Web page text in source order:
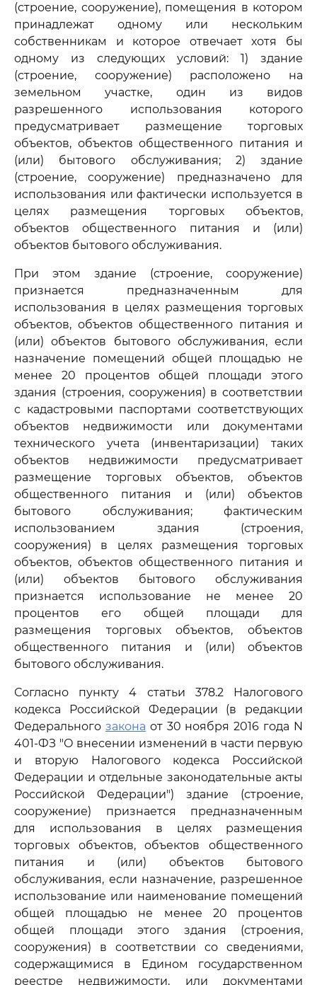
(строение, сооружение), помещения в котором
принадлежат одному или нескольким
собственникам и которое отвечает хотя бы
одному из следующих условий: 1) здание
(строение, сооружение) расположено на
земельном участке, один из видов
разрешенного использования которого
предусматривает размещение торговых
объектов, объектов общественного питания и
(или) бытового обслуживания; 2) здание
(строение, сооружение) предназначено для
использования или фактически используется в
целях размещения торговых объектов,
объектов общественного питания и (или)
объектов бытового обслуживания.
При этом здание (строение, сооружение)
признается предназначенным для
использования в целях размещения торговых
объектов, объектов общественного питания и
(или) объектов бытового обслуживания, если
назначение помещений общей площадью не
менее 20 процентов общей площади этого
здания (строения, сооружения) в соответствии
с кадастровыми паспортами соответствующих
объектов недвижимости или документами
технического учета (инвентаризации) таких
объектов недвижимости предусматривает
размещение торговых объектов, объектов
общественного питания и (или) объектов
бытового обслуживания; фактическим
использованием здания (строения,
сооружения) в целях размещения торговых
объектов, объектов общественного питания и
(или) объектов бытового обслуживания
признается использование не менее 20
процентов его общей площади для
размещения торговых объектов, объектов
общественного питания и (или) объектов
бытового обслуживания.
Согласно пункту 4 статьи 378.2 Налогового
кодекса Российской Федерации (в редакции
Федерального закона от 30 ноября 2016 года N
401-ФЗ "О внесении изменений в части первую
и вторую Налогового кодекса Российской
Федерации и отдельные законодательные акты
Российской Федерации") здание (строение,
сооружение) признается предназначенным
для использования в целях размещения
торговых объектов, объектов общественного
питания и (или) объектов бытового
обслуживания, если назначение, разрешенное
использование или наименование помещений
общей площадью не менее 20 процентов
общей площади этого здания (строения,
сооружения) в соответствии со сведениями,
содержащимися в Едином государственном
реестре недвижимости, или документами